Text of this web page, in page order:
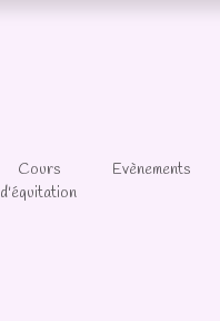
Cours
d'équitation
Evènements